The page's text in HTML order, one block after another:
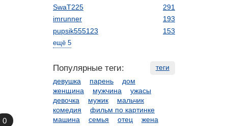
0
SwaT225
291
imrunner
193
pupsik555123
153
ещё 5
теги
Популярные теги:
девушка парень
дом
женщина
мужчина
ужасы
девочка
мужик
мальчик
комедия
фильм по картинке
машина
семья отец жена